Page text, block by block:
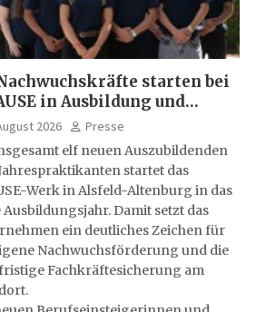
starten bei
in Ausbildung und
2026
Presse
elf neuen Auszubildenden
startet das
Werk in Alsfeld-Altenburg in das
Ausbildungsjahr. Damit setzt das
ein deutliches Zeichen für
Nachwuchsförderung und die
Fachkräftesicherung am